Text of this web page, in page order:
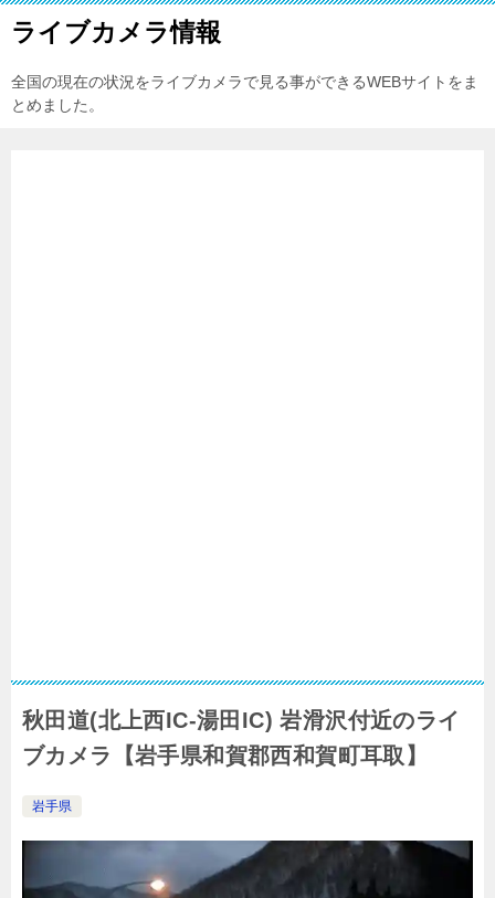
ライブカメラ情報
全国の現在の状況をライブカメラで見る事ができるWEBサイトをま
とめました。
秋田道(北上西IC-湯田IC) 岩滑沢付近のライ
ブカメラ【岩手県和賀郡西和賀町耳取】
岩手県